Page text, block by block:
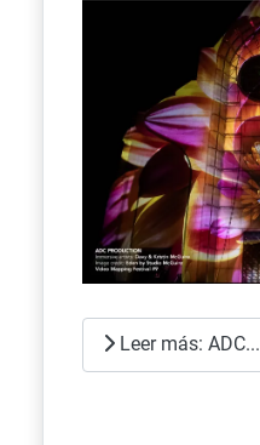
Leer más: ADC...